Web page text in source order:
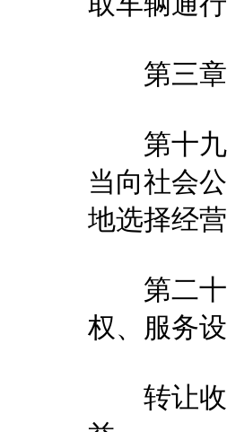
第三章
第十九
当向社会
地选择经
第二十
权、服务
转让收